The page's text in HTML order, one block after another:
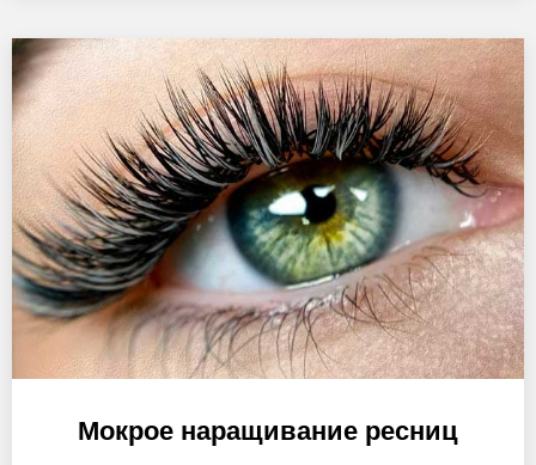
Мокрое наращивание ресниц